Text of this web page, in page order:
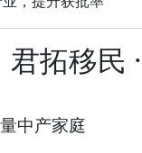
君拓移民
中产家庭